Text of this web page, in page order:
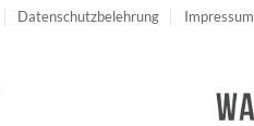
Datenschutzbelehrung Impressum